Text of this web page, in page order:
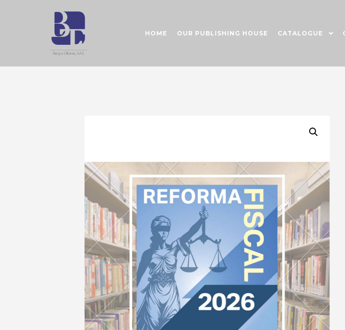
HOME OUR PUBLISHING HOUSE CATALOGUE